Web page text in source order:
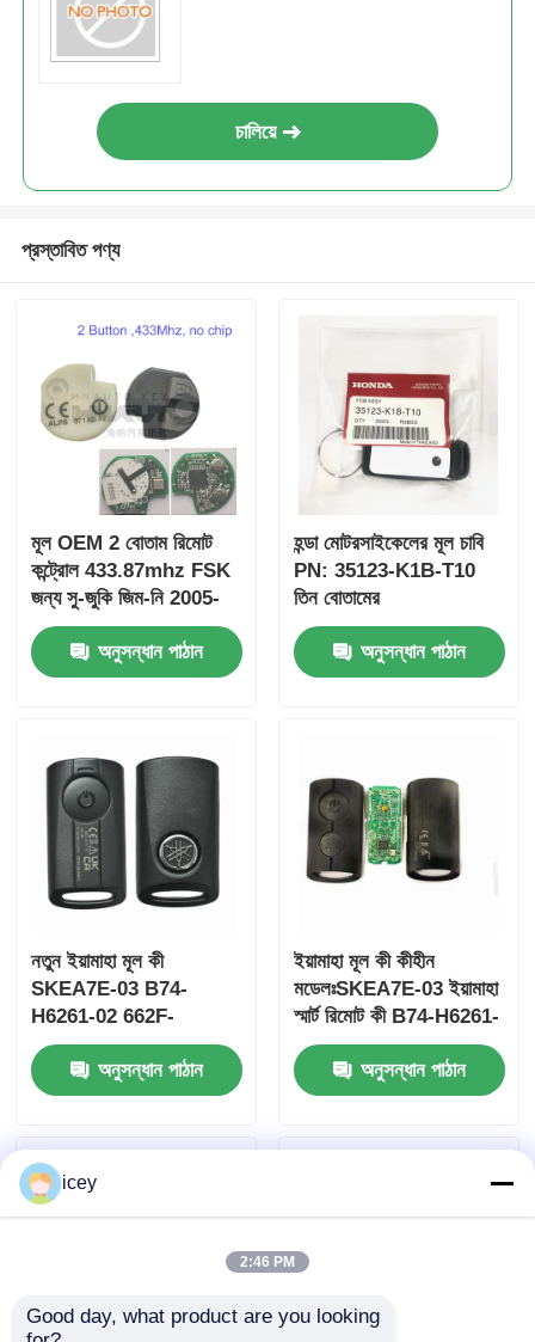
বাড়ি
ভিডিও
চালিয়ে
প্রস্তাবিত পণ্য
মূল OEM 2 বোতাম রিমোট
কন্ট্রোল 433.87mhz FSK
জন্য সু-জুকি জিম-নি 2005-
2017 ছাড়া চিপ 37182-A7
শুধুমাত্র নিয়ন্ত্রণ জন্য পাইকারি
MOQ 50pcs
অনুসন্ধান পাঠান
হন্ডা মোটরসাইকেলের মূল চাবি
PN: 35123-K1B-T10
তিন বোতামের
FSK433.92MHz
ID47chip দূরবর্তী গাড়ির চাবি
অনুসন্ধান পাঠান
নতুন ইয়ামাহা মূল কী
SKEA7E-03 B74-
H6261-02 662F-
SKEA7D03
অনুসন্ধান পাঠান
ইয়ামাহা মূল কী কীহীন
মডেলঃSKEA7E-03 ইয়ামাহা
স্মার্ট রিমোট কী B74-H6261-
02/662F-SKEA7D03 এর
জন্য
অনুসন্ধান পাঠান
icey
2:46 PM
Good day, what product are you looking